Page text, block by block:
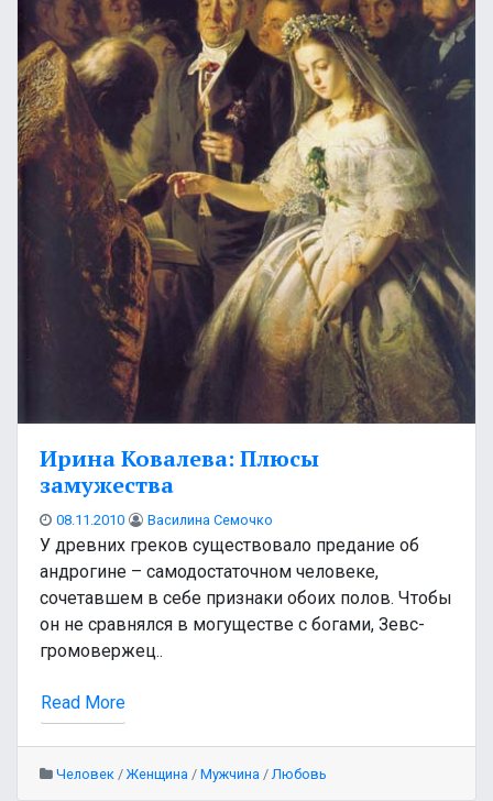
Ирина Ковалева: Плюсы
замужества
08.11.2010 Василина Семочко
У древних греков существовало предание об
андрогине – самодостаточном человеке,
сочетавшем в себе признаки обоих полов. Чтобы
он не сравнялся в могуществе с богами, Зевс-
громовержец..
Read More
Человек / Женщина / Мужчина / Любовь